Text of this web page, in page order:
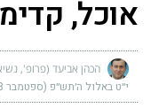
אוכל,
הכהן אביעד (פרופ',
י״ט באלול ה׳תש״פ (ספטמבר 8, 2020)